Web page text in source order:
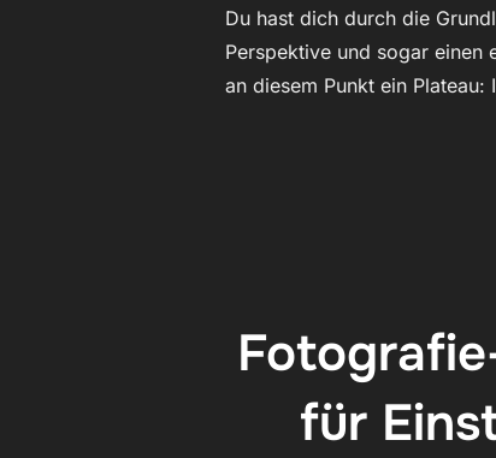
Du hast dich durch die
Perspektive und sogar
an diesem Punkt ein
für